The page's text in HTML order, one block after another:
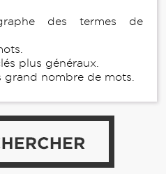
des termes de
plus généraux.
nombre de mots.